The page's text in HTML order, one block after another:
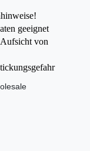
geeignet
von